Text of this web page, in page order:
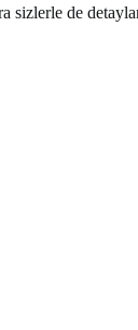
sizlerle de